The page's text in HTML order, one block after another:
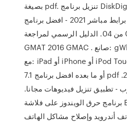
بصيغة pdf. تنزيل برنامج DiskDigger Pro المدفوع
مجانا اخر اصدار برابط مباشر 2021 - افضل برنامج
استعادة المحذوفات 01 من 04. الدليل الرسمي لمراجعة
GMAT 2016 GMAC . صانع: gWhiz ، LLC الاستخدام
مع: iPad أو iPhone أو iPod Touch. يتطلب نظام iOS
7.1 أو ما بعده افضل برنامج pdf مجاني لعام 2021.
- تطبيق تنزيل فيديوهات مجانا.
برنامج حرق الويندوز على فلاشة Etcher Portable.
أندرويد وإصلاح مشاكل الهاتف